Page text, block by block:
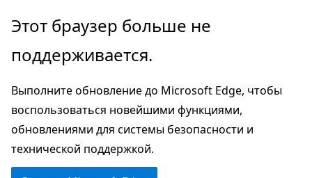
Пропустить
перейти
основному
содержимому
Переход
навигации
странице
Этот браузер больше не
поддерживается.
Выполните обновление до Microsoft Edge, чтобы
воспользоваться новейшими функциями,
обновлениями для системы безопасности и
технической поддержкой.